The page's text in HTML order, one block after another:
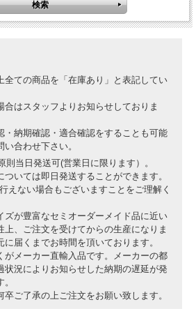
全ての商品を「在庫あり」と表記してい
合はスタッフよりお知らせしておりま
・納期確認・適合確認をすることも可能
合わせ下さい。
則当日発送可(営業日に限ります）。
いては即日発送することができます。
えない場合もございますことをご理解く
ズが豊富なセミオーダーメイド品に近い
上、ご注文を受けてからの生産になりま
届くまでお時間を頂いております。
がメーカー直輸入品です。メーカーの都
状況によりお知らせした納期の遅延が発
ご了承の上ご注文をお願い致します。